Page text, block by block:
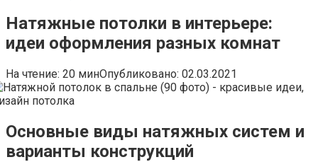
Натяжные потолки в интерьере:
идеи оформления разных комнат
На чтение: 20 минОпубликовано: 02.03.2021
Основные виды натяжных систем и
варианты конструкций